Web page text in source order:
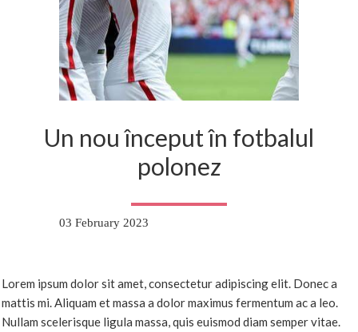
Un nou început în fotbalul
polonez
03 February 2023
Lorem ipsum dolor sit amet, consectetur adipiscing elit. Donec a
mattis mi. Aliquam et massa a dolor maximus fermentum ac a leo.
Nullam scelerisque ligula massa, quis euismod diam semper vitae.